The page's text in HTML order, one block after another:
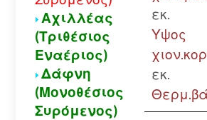
Αχιλλέας
(Τριθέσιος
Εναέριος)
Δάφνη
(Μονοθέσιος
Συρόμενος)
εκ.
Υψος
εκ.